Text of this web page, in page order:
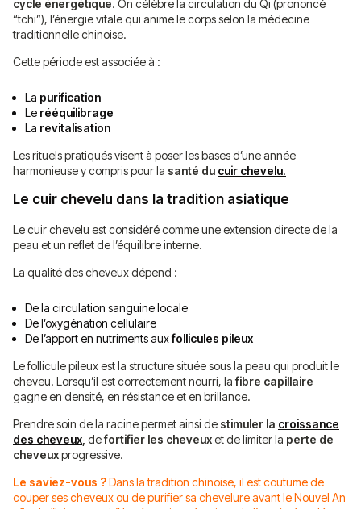
cycle énergétique. On célèbre la circulation du Qi (prononcé
“tchi”), l’énergie vitale qui anime le corps selon la médecine
traditionnelle chinoise.
Cette période est associée à :
La purification
Le rééquilibrage
La revitalisation
Les rituels pratiqués visent à poser les bases d’une année
harmonieuse y compris pour la santé du cuir chevelu.
Le cuir chevelu dans la tradition asiatique
Le cuir chevelu est considéré comme une extension directe de la
peau et un reflet de l’équilibre interne.
La qualité des cheveux dépend :
De la circulation sanguine locale
De l’oxygénation cellulaire
De l’apport en nutriments auxfollicules pileux
Le follicule pileux est la structure située sous la peau qui produit le
cheveu. Lorsqu’il est correctement nourri, la fibre capillaire
gagne en densité, en résistance et en brillance.
Prendre soin de la racine permet ainsi de stimuler la croissance
des cheveux defortifier les cheveuxet de limiter la perte de
cheveuxprogressive.
Le saviez-vous ?Dans la tradition chinoise, il est coutume de
couper ses cheveux ou de purifier sa chevelure avant le Nouvel An